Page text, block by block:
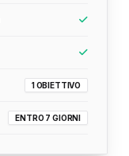
1 OBIETTIVO
ENTRO 7 GIORNI